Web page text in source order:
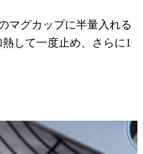
マグカップに半量入れる
熱して一度止め、さらに1